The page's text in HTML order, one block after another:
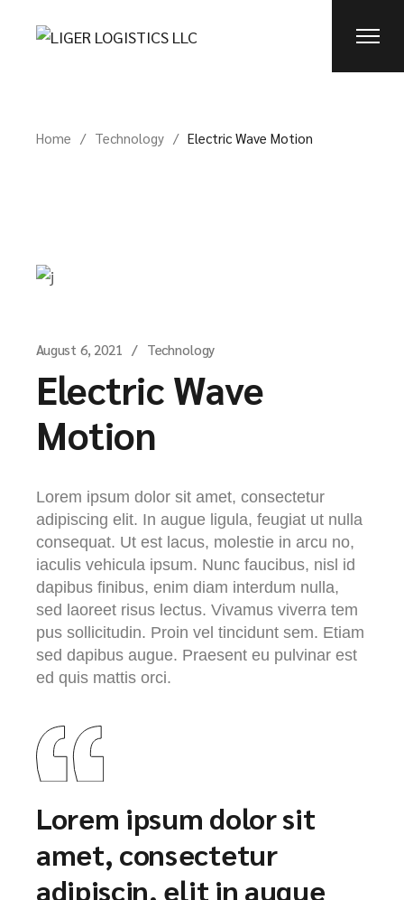
Home Technology Electric Wave Motion
August 6, 2021 Technology
Electric Wave
Motion
Lorem ipsum dolor sit amet, consectetur
adipiscing elit. In augue ligula, feugiat ut nulla
consequat. Ut est lacus, molestie in arcu no,
iaculis vehicula ipsum. Nunc faucibus, nisl id
dapibus finibus, enim diam interdum nulla,
sed laoreet risus lectus. Vivamus viverra tem
pus sollicitudin. Proin vel tincidunt sem. Etiam
sed dapibus augue. Praesent eu pulvinar est
ed quis mattis orci.
Lorem ipsum dolor sit
amet, consectetur
adipiscin, elit in augue